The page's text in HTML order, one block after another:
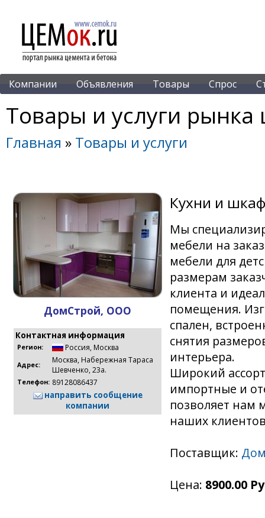
Компании Объявления Товары Спрос
Товары и услуги рынка
Главная » Товары и услуги
ДомСтрой, ООО
Контактная информация
Регион: Россия, Москва
Адрес:
Москва, Набережная Тараса
Шевченко, 23а.
Телефон: 89128086437
направить сообщение
компании
Кухни и
Мы
мебели на
мебели для
размерам
клиента и
помещения.
спален,
снятия
интерьера.
Широкий
импортные и
позволяет нам
наших
Поставщик:
Цена: 8900.00